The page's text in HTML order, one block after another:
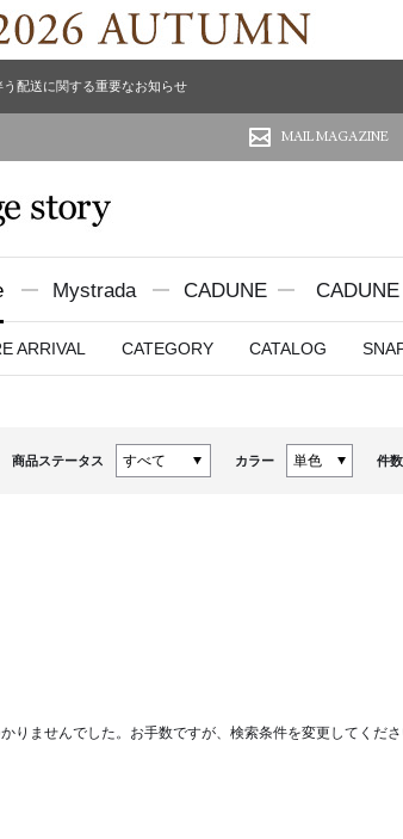
配送に関する重要なお知らせ
MAIL MAGAZINE
Mystrada CADUNE
ARRIVAL CATEGORY CATALOG
商品ステータス カラー 件数
りませんでした。お手数ですが、検索条件を変更してくださ